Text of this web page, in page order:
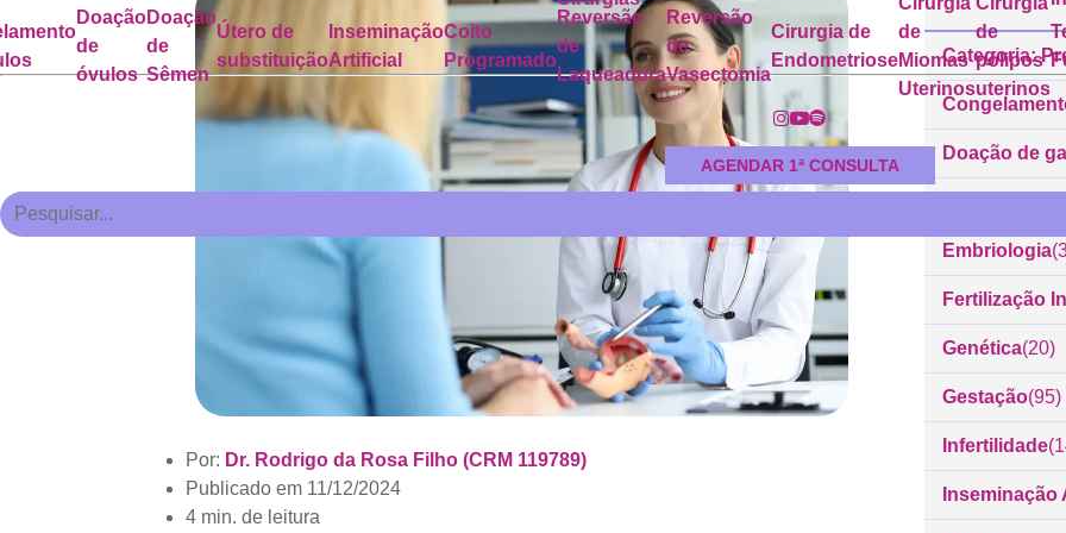
Doação
de
óvulos
Doação
de
Sêmen
Útero de
substituição
Inseminação
Artificial
Coito
Programado
Reversão
de
Laqueadura
Reversão
de
Vasectomia
Cirurgia de
Endometriose
de
Miomas
Uterinos
de
pólipos
uterinos
AGENDAR 1ª CONSULTA
Por: Dr. Rodrigo da Rosa Filho (CRM 119789)
Publicado em 11/12/2024
4 min. de leitura
Categoria:
Doação de
Embriologia
Fertilização
Genética(20)
Gestação(95)
Infertilidade
Inseminação